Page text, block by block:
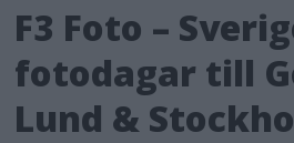
F3 Foto –
fotodagar till
Lund &